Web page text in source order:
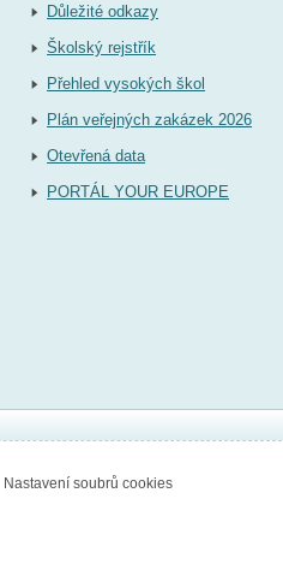
Důležité odkazy
Školský rejstřík
Přehled vysokých škol
Plán veřejných zakázek 2026
Otevřená data
PORTÁL YOUR EUROPE
Nastavení soubrů cookies